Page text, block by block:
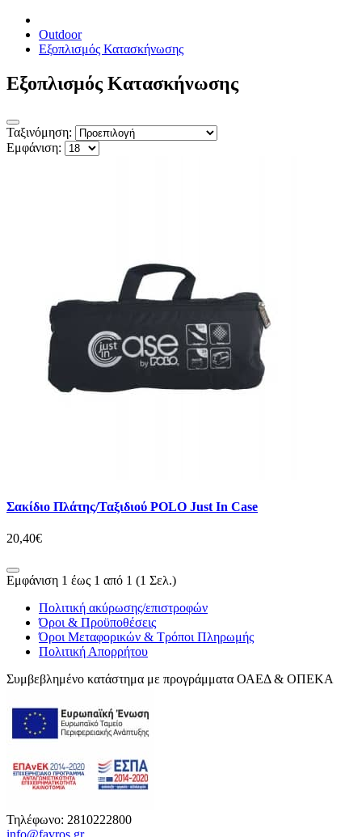
Outdoor
Εξοπλισμός Κατασκήνωσης
Εξοπλισμός Κατασκήνωσης
Ταξινόμηση:
Εμφάνιση:
Σακίδιο Πλάτης/Ταξιδιού POLO Just In Case
20,40€
Εμφάνιση 1 έως 1 από 1 (1 Σελ.)
Πολιτική ακύρωσης/επιστροφών
Όροι & Προϋποθέσεις
Όροι Μεταφορικών & Τρόποι Πληρωμής
Πολιτική Απορρήτου
Συμβεβλημένο κατάστημα με προγράμματα ΟΑΕΔ & ΟΠΕΚΑ
Τηλέφωνο: 2810222800